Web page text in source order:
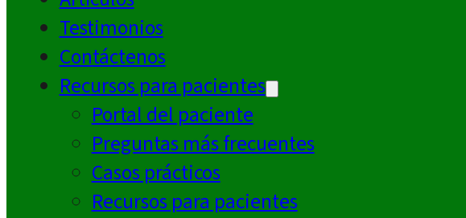
Testimonios
Contáctenos
Recursos para pacientes
Portal del paciente
Preguntas más frecuentes
Casos prácticos
Recursos para pacientes